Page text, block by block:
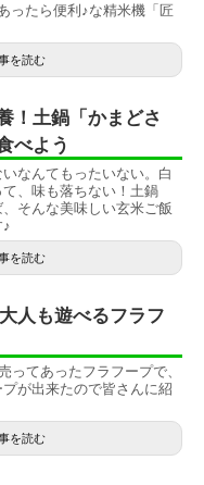
ったら便利♪な精米機「匠
を読む
！土鍋「かまどさ
べよう
なんてもったいない。白
、味も落ちない！土鍋
、そんな美味しい玄米ご飯
を読む
人も遊べるフラフ
ってあったフラフープで、
が出来たので皆さんに紹
を読む